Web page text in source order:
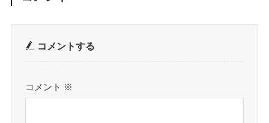
コメントする
コメント ※